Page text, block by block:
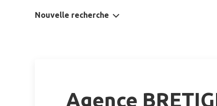
Nouvelle recherche
Agence